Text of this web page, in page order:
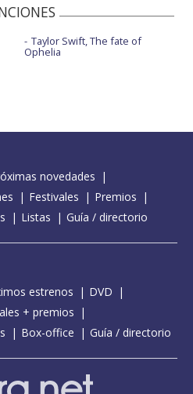
Taylor Swift, The fate of
Ophelia
novedades
Festivales
Premios
Listas Guía / directorio
estrenos
DVD
+ premios
Box-office Guía / directorio